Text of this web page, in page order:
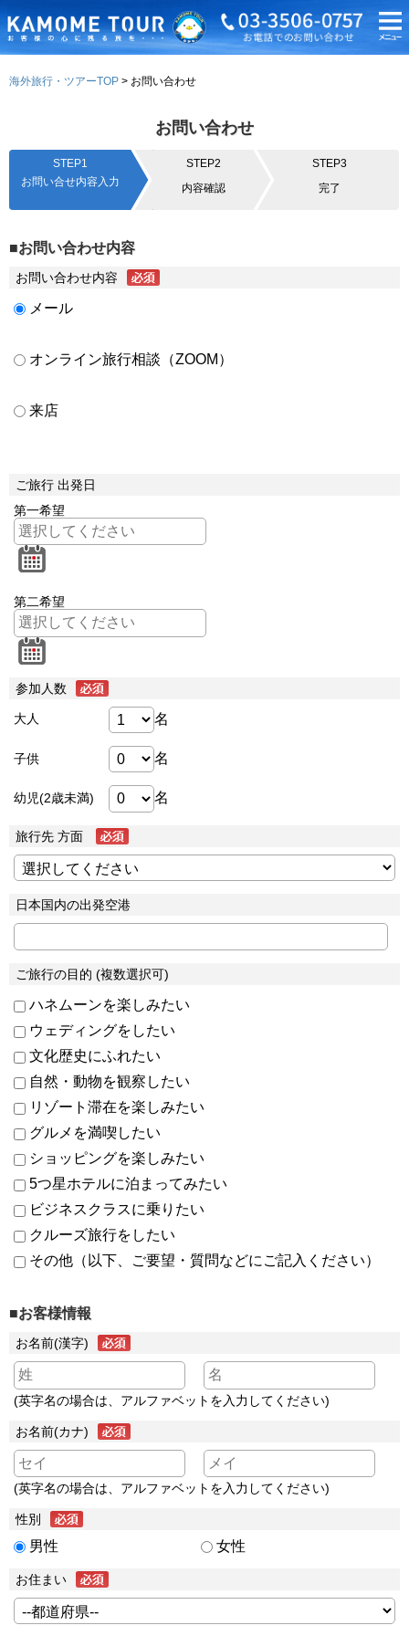
海外旅行・ツアーTOP お問い合わせ
お問い合わせ
STEP1
お問い合せ内容入力
STEP2
内容確認
STEP3
完了
■お問い合わせ内容
お問い合わせ内容
メール
オンライン旅行相談（ZOOM）
来店
ご旅行 出発日
第一希望
第二希望
参加人数
大人 名
子供 名
幼児(2歳未満) 名
旅行先 方面
日本国内の出発空港
ご旅行の目的 (複数選択可)
ハネムーンを楽しみたい
ウェディングをしたい
文化歴史にふれたい
自然・動物を観察したい
リゾート滞在を楽しみたい
グルメを満喫したい
ショッピングを楽しみたい
5つ星ホテルに泊まってみたい
ビジネスクラスに乗りたい
クルーズ旅行をしたい
その他（以下、ご要望・質問などにご記入ください）
■お客様情報
お名前(漢字)
(英字名の場合は、アルファベットを入力してください)
お名前(カナ)
(英字名の場合は、アルファベットを入力してください)
性別
男性 女性
お住まい